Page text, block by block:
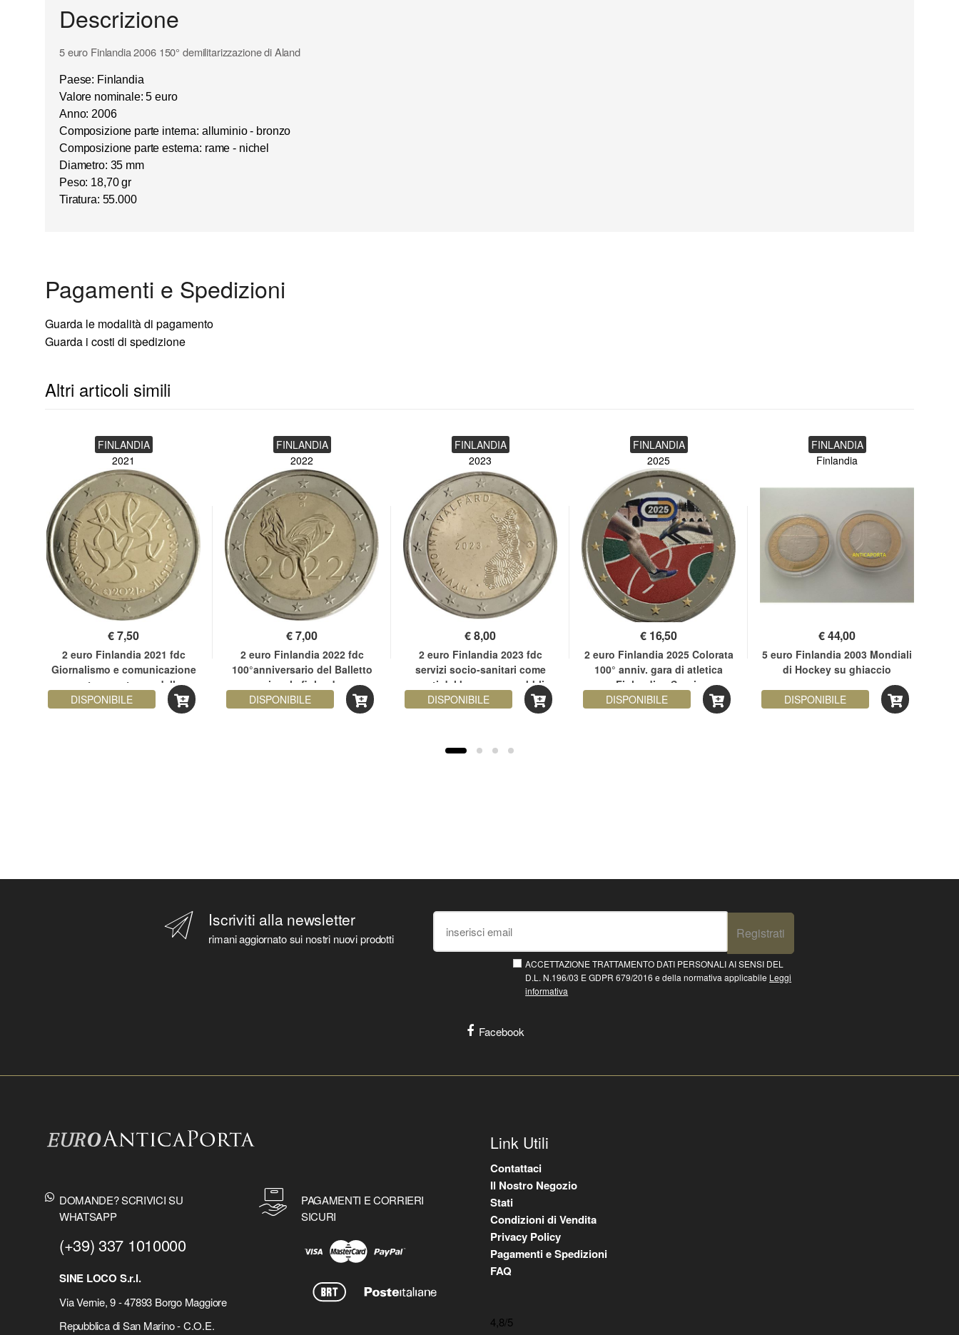
Descrizione
5 euro Finlandia 2006 150° demilitarizzazione di Aland
Paese: Finlandia
Valore nominale: 5 euro
Anno: 2006
Composizione parte interna: alluminio - bronzo
Composizione parte esterna: rame - nichel
Diametro: 35 mm
Peso: 18,70 gr
Tiratura: 55.000
Pagamenti e Spedizioni
Guarda le modalità di pagamento
Guarda i costi di spedizione
Altri articoli simili
FINLANDIA
2021
€7,50
2 euro Finlandia 2021 fdc
Giornalismo e comunicazione
aperta a sostegno della
democrazia finlandese
DISPONIBILE
FINLANDIA
2022
€7,00
2 euro Finlandia 2022 fdc
100°anniversario del Balletto
nazionale finlandese
DISPONIBILE
FINLANDIA
2023
€8,00
2 euro Finlandia 2023 fdc
servizi socio-sanitari come
garanti del benessere pubblico
DISPONIBILE
FINLANDIA
2025
€ 16,50
2 euro Finlandia 2025 Colorata
100° anniv. gara di atletica
Finlandia - Svezia
DISPONIBILE
FINLANDIA
Finlandia
€44,00
5 euro Finlandia 2003 Mondiali
di Hockey su ghiaccio
DISPONIBILE
Iscriviti alla newsletter
rimani aggiornato sui nostri nuovi prodotti Registrati
ACCETTAZIONE TRATTAMENTO DATI PERSONALI AI SENSI DEL
D.L. N.196/03 E GDPR 679/2016 e della normativa applicabile Leggi
informativa
Facebook
DOMANDE? SCRIVICI SU
WHATSAPP
(+39) 337 1010000
SINE LOCO S.r.l.
Via Vernie, 9 - 47893 Borgo Maggiore
Repubblica di San Marino - C.O.E.
PAGAMENTI E CORRIERI
SICURI
Link Utili
Contattaci
Il Nostro Negozio
Stati
Condizioni di Vendita
Privacy Policy
Pagamenti e Spedizioni
FAQ
4,8/5